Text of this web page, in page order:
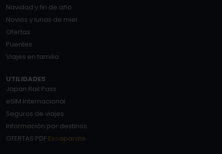
Navidad y fin de año
Novios y lunas de miel
Ofertas
Puentes
Viajes en familia
UTILIDADES
Japan Rail Pass
eSIM Internacional
Seguros de viajes
Información por destinos
OFERTAS PDF Escaparate